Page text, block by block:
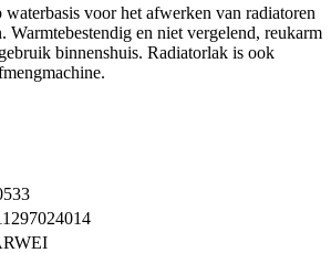
voor het afwerken van radiatoren
Warmtebestendig en niet vergelend, reukarm
binnenshuis. Radiatorlak is ook